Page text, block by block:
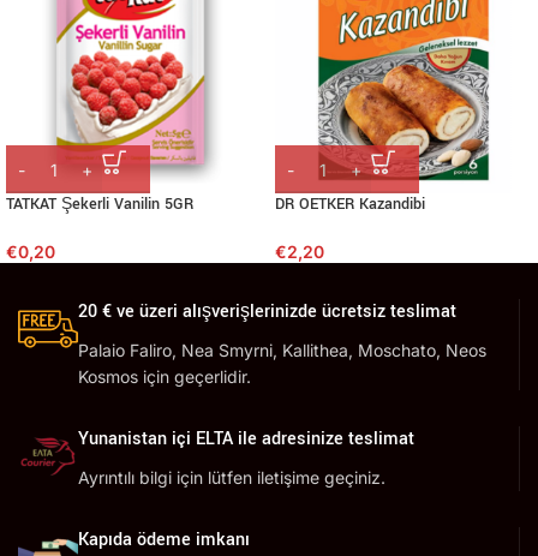
TATKAT Şekerli Vanilin 5GR
€0,20
DR OETKER Kazandibi
€2,20
20 € ve üzeri alışverişlerinizde ücretsiz teslimat
Palaio Faliro, Nea Smyrni, Kallithea, Moschato, Neos
Kosmos için geçerlidir.
Yunanistan içi ELTA ile adresinize teslimat
Ayrıntılı bilgi için lütfen iletişime geçiniz.
Kapıda ödeme imkanı